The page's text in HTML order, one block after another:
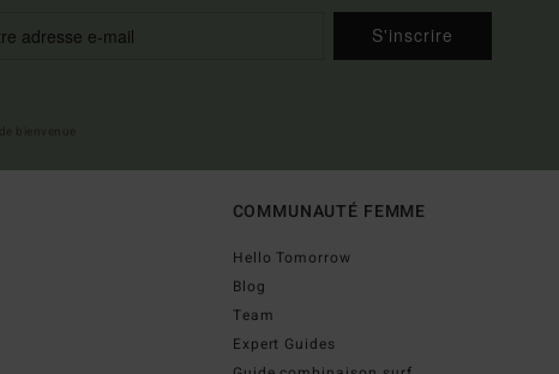
S'inscrire
COMMUNAUTÉ FEMME
Hello Tomorrow
Blog
Team
Expert Guides